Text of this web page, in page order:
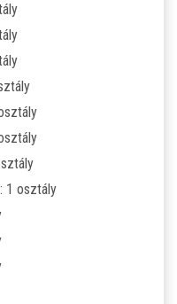
OKTATÁS
OKTATÁS
GIMNÁZIUM
1 osztály